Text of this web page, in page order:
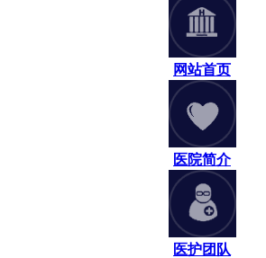
网站首页
医院简介
医护团队